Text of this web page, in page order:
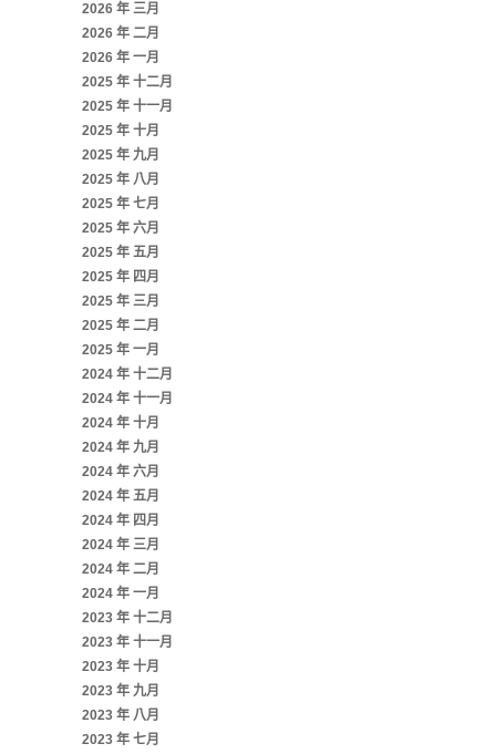
2026 年 三月
2026 年 二月
2026 年 一月
2025 年 十二月
2025 年 十一月
2025 年 十月
2025 年 九月
2025 年 八月
2025 年 七月
2025 年 六月
2025 年 五月
2025 年 四月
2025 年 三月
2025 年 二月
2025 年 一月
2024 年 十二月
2024 年 十一月
2024 年 十月
2024 年 九月
2024 年 六月
2024 年 五月
2024 年 四月
2024 年 三月
2024 年 二月
2024 年 一月
2023 年 十二月
2023 年 十一月
2023 年 十月
2023 年 九月
2023 年 八月
2023 年 七月